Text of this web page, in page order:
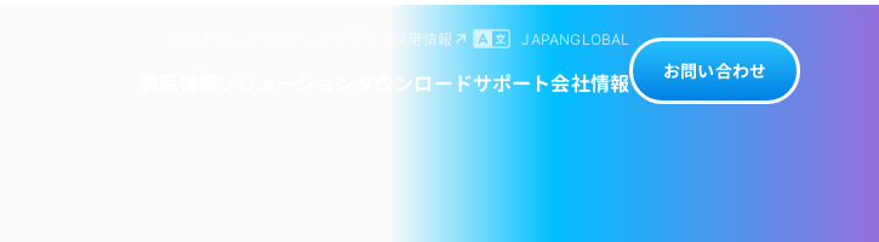
採用情報 JAPANGLOBAL
ダウンロードサポート会社情報
お問い合わせ